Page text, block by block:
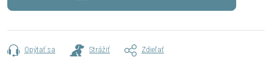
Opýtať sa Strážiť Zdieľať